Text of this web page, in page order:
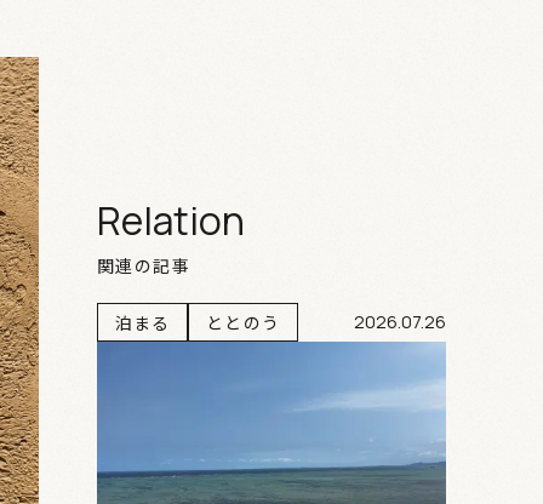
Relation
関連の記事
泊まる ととのう 2026.07.26